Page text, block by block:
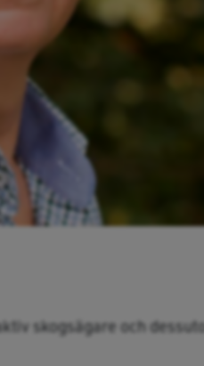
skogsägare och